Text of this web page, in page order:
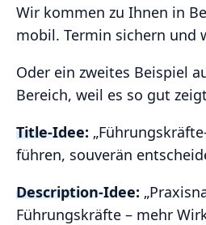
Wir kommen zu Ihnen in
mobil. Termin sichern und
Oder ein zweites Beispiel
Bereich, weil es so gut
Title-Idee:
führen, souverän
Description-Idee:
Führungskräfte – mehr